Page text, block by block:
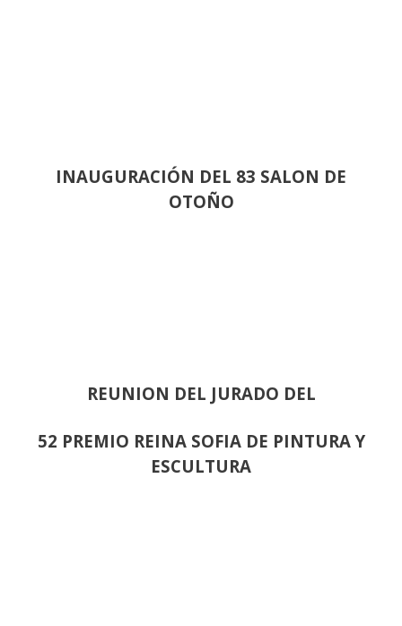
INAUGURACIÓN DEL 83 SALON DE
OTOÑO
REUNION DEL JURADO DEL
52 PREMIO REINA SOFIA DE PINTURA Y
ESCULTURA